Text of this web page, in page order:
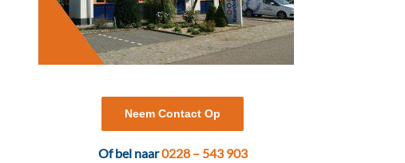
Neem Contact Op
Of bel naar0228 – 543 903